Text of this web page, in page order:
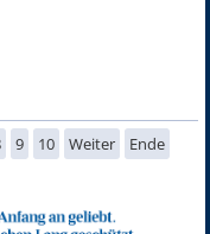
9 10 Weiter Ende